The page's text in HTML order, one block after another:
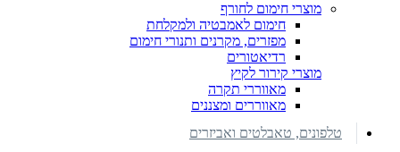
מוצרי חימום לחורף
חימום לאמבטיה ולמקלחת
מפזרים, מקרנים ותנורי חימום
רדיאטורים
מוצרי קירור לקיץ
מאווררי תקרה
מאווררים ומצננים
טלפונים, טאבלטים ואביזרים